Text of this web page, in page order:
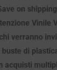
on
Vinile
verranno
di
acquisti